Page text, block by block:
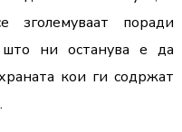
зголемуваат поради
што ни останува е да
кои ги содржат